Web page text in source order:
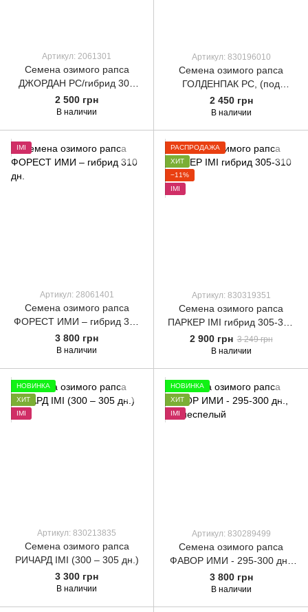
Артикул: 2061301
Семена озимого рапса
ДЖОРДАН РС/гибрид 300
дн. среднеранний
2 500 грн
В наличии
Артикул: 830196010
Семена озимого рапса
ГОЛДЕНПАК РС, (под
глифосат) гибрид 300 - 305
дней
2 450 грн
В наличии
ІМІ
Артикул: 28061401
Семена озимого рапса
ФОРЕСТ ИМИ – гибрид 310
дн.
3 800 грн
В наличии
РАСПРОДАЖА
ХИТ
−11%
ІМІ
Артикул: 830319351
Семена озимого рапса
ПАРКЕР IMI гибрид 305-310
дн.
2 900 грн 3 249 грн
В наличии
НОВИНКА
ХИТ
ІМІ
Артикул: 830213835
Семена озимого рапса
РИЧАРД IMI (300 – 305 дн.)
3 300 грн
В наличии
НОВИНКА
ХИТ
ІМІ
Артикул: 830289499
Семена озимого рапса
ФАВОР ИМИ - 295-300 дн.,
раннеспелый
3 800 грн
В наличии